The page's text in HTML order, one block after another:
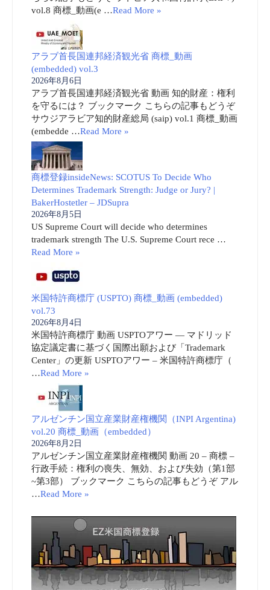
vol.8 商標_動画(e …Read More »
アラブ首長国連邦経済観光省 商標_動画
(embedded) vol.3
2026年8月6日
アラブ首長国連邦経済観光省 動画 知的財産：権利
を守るには？ ブックマーク こちらの記事もどうぞ
サウジアラビア知的財産総局 (saip) vol.1 商標_動画
(embedde …Read More »
商標登録insideNews: SCOTUS To Decide Who
Determines Trademark Strength: Judge or Jury? |
BakerHostetler – JDSupra
2026年8月5日
US Supreme Court will decide who determines
trademark strength The U.S. Supreme Court rece …
Read More »
米国特許商標庁 (USPTO) 商標_動画 (embedded)
vol.73
2026年8月4日
米国特許商標庁 動画 USPTOアワー ― マドリッド
協定議定書に基づく国際出願および「Trademark
Center」の更新 USPTOアワー – 米国特許商標庁（
…Read More »
アルゼンチン国立産業財産権機関（INPI Argentina)
vol.20 商標_動画（embedded）
2026年8月2日
アルゼンチン国立産業財産権機関 動画 20 – 商標 –
行政手続：権利の喪失、無効、および失効（第1部
~第3部） ブックマーク こちらの記事もどうぞ アル
…Read More »